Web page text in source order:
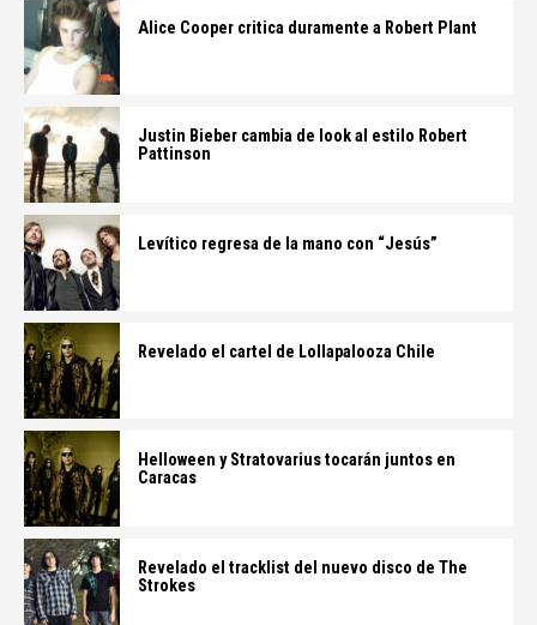
Alice Cooper critica duramente a Robert Plant
Justin Bieber cambia de look al estilo Robert
Pattinson
Levítico regresa de la mano con “Jesús”
Revelado el cartel de Lollapalooza Chile
Helloween y Stratovarius tocarán juntos en
Caracas
Revelado el tracklist del nuevo disco de The
Strokes